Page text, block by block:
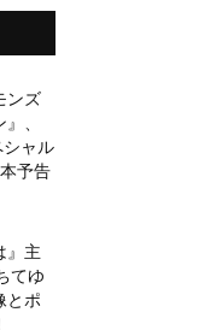
ンズ
、
ャル
予告
』主
てゆ
とポ